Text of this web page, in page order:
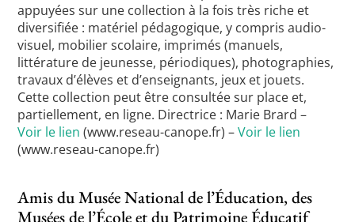
appuyées sur une collection à la fois très riche et
diversifiée : matériel pédagogique, y compris audio-
visuel, mobilier scolaire, imprimés (manuels,
littérature de jeunesse, périodiques), photographies,
travaux d’élèves et d’enseignants, jeux et jouets.
Cette collection peut être consultée sur place et,
partiellement, en ligne. Directrice : Marie Brard –
Voir le lien (www.reseau-canope.fr) –Voir le lien
(www.reseau-canope.fr)
Amis du Musée National de l’Éducation, des
Musées de l’École et du Patrimoine Éducatif